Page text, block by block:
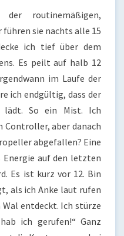
routinemäßigen,
sie nachts alle 15
ich tief über dem
Es peilt auf halb 12
im Laufe der
ich endgültig, dass der
lädt. So ein Mist. Ich
Controller, aber danach
abgefallen? Eine
Energie auf den letzten
Es ist kurz vor 12. Bin
als ich Anke laut rufen
entdeckt. Ich stürze
ich gerufen!“ Ganz